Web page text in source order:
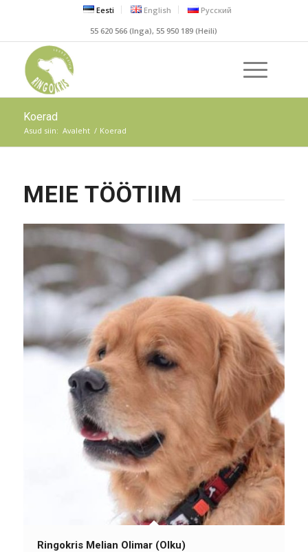
Eesti English
Русский
55 620 566 (Inga), 55 950 189 (Heili)
Koerad
Asud siin: Avaleht / Koerad
MEIE TÖÖTIIM
Ringokris Melian Olimar (Olku)